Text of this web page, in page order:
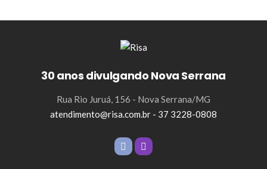
30 anos divulgando Nova Serrana
Rua Rio Juruá, 156 - Nova Serrana/MG
atendimento@risa.com.br - 37 3228-0808